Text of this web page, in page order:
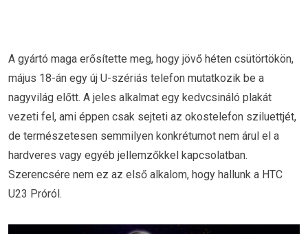
A gyártó maga erősítette meg, hogy jövő héten csütörtökön,
május 18-án egy új U-szériás telefon mutatkozik be a
nagyvilág előtt. A jeles alkalmat egy kedvcsináló plakát
vezeti fel, ami éppen csak sejteti az okostelefon sziluettjét,
de természetesen semmilyen konkrétumot nem árul el a
hardveres vagy egyéb jellemzőkkel kapcsolatban.
Szerencsére nem ez az első alkalom, hogy hallunk a HTC
U23 Próról.